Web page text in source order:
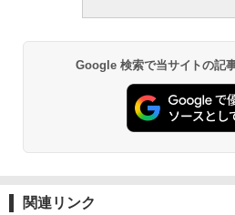
ラインコード版
Robloxギフト
定バーチャル
インゲームコ
ラインコード版
ClaudeCode
非エンジニア
方 マニュアル
にもKindle出
めのAIコーデ
るさ自動調整
￥27,980
Amazon
ンチディスプ
Google 検索で当サイトの記
関連リンク